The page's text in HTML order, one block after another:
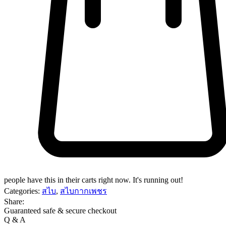
people have this in their carts right now. It's running out!
Categories: สไบ, สไบกากเพชร
Share:
Guaranteed safe & secure checkout
Q & A